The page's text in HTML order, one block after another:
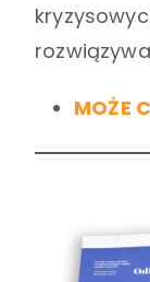
MOŻE